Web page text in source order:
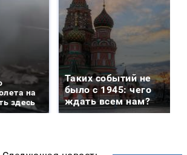
на
здесь
Таких событий не
было с 1945: чего
ждать всем нам?